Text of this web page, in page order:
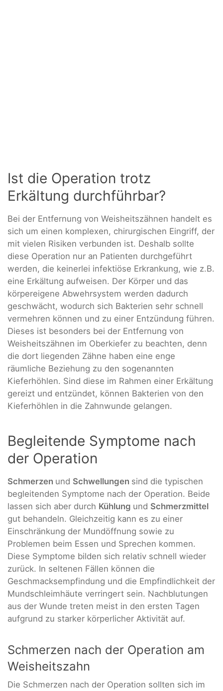
Ist die Operation trotz
Erkältung durchführbar?
Bei der Entfernung von Weisheitszähnen handelt es
sich um einen komplexen, chirurgischen Eingriff, der
mit vielen Risiken verbunden ist. Deshalb sollte
diese Operation nur an Patienten durchgeführt
werden, die keinerlei infektiöse Erkrankung, wie z.B.
eine Erkältung aufweisen. Der Körper und das
körpereigene Abwehrsystem werden dadurch
geschwächt, wodurch sich Bakterien sehr schnell
vermehren können und zu einer Entzündung führen.
Dieses ist besonders bei der Entfernung von
Weisheitszähnen im Oberkiefer zu beachten, denn
die dort liegenden Zähne haben eine enge
räumliche Beziehung zu den sogenannten
Kieferhöhlen. Sind diese im Rahmen einer Erkältung
gereizt und entzündet, können Bakterien von den
Kieferhöhlen in die Zahnwunde gelangen.
Begleitende Symptome nach
der Operation
Schmerzen und Schwellungen sind die typischen
begleitenden Symptome nach der Operation. Beide
lassen sich aber durch Kühlung und Schmerzmittel
gut behandeln. Gleichzeitig kann es zu einer
Einschränkung der Mundöffnung sowie zu
Problemen beim Essen und Sprechen kommen.
Diese Symptome bilden sich relativ schnell wieder
zurück. In seltenen Fällen können die
Geschmacksempfindung und die Empfindlichkeit der
Mundschleimhäute verringert sein. Nachblutungen
aus der Wunde treten meist in den ersten Tagen
aufgrund zu starker körperlicher Aktivität auf.
Schmerzen nach der Operation am
Weisheitszahn
Die Schmerzen nach der Operation sollten sich im